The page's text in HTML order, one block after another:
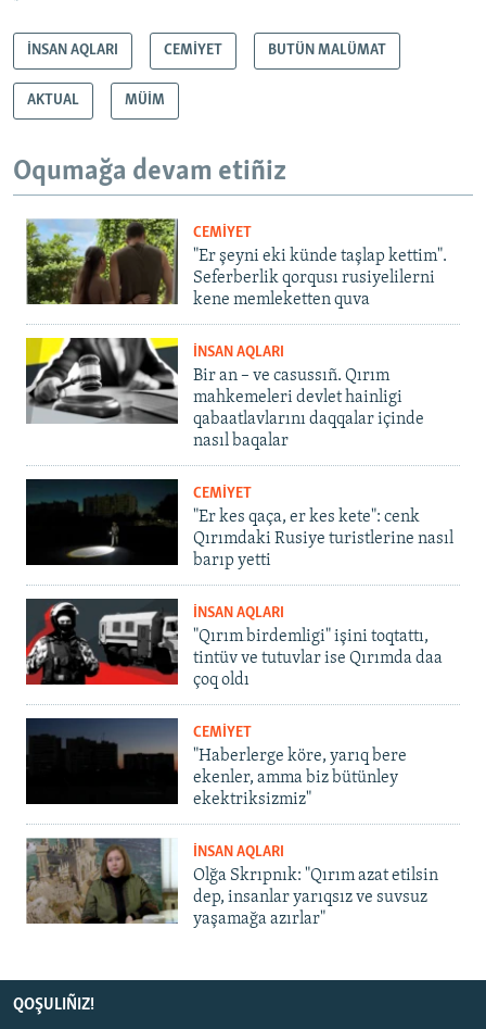
*
İNSAN AQLARI CEMİYET BUTÜN MALÜMAT
AKTUAL MÜİM
Oqumağa devam etiñiz
CEMİYET
"Er şeyni eki künde taşlap kettim".
Seferberlik qorqusı rusiyelilerni
kene memleketten quva
İNSAN AQLARI
Bir an – ve casussıñ. Qırım
mahkemeleri devlet hainligi
qabaatlavlarını daqqalar içinde
nasıl baqalar
CEMİYET
"Er kes qaça, er kes kete": cenk
Qırımdaki Rusiye turistlerine nasıl
barıp yetti
İNSAN AQLARI
"Qırım birdemligi" işini toqtattı,
tintüv ve tutuvlar ise Qırımda daa
çoq oldı
CEMİYET
"Haberlerge köre, yarıq bere
ekenler, amma biz bütünley
ekektriksizmiz"
İNSAN AQLARI
Olğa Skrıpnık: "Qırım azat etilsin
dep, insanlar yarıqsız ve suvsuz
yaşamağa azırlar"
QOŞULIÑIZ!